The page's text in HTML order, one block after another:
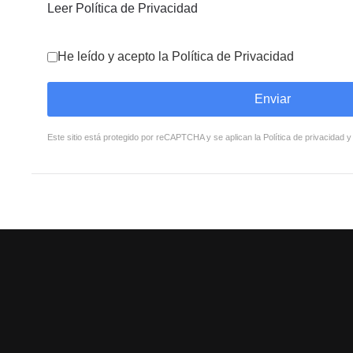
Leer Política de Privacidad
He leído y acepto la Política de Privacidad
Enviar
reCAPTCHA*
Este sitio está protegido por reCAPTCHA y se aplican la Política de privacidad y